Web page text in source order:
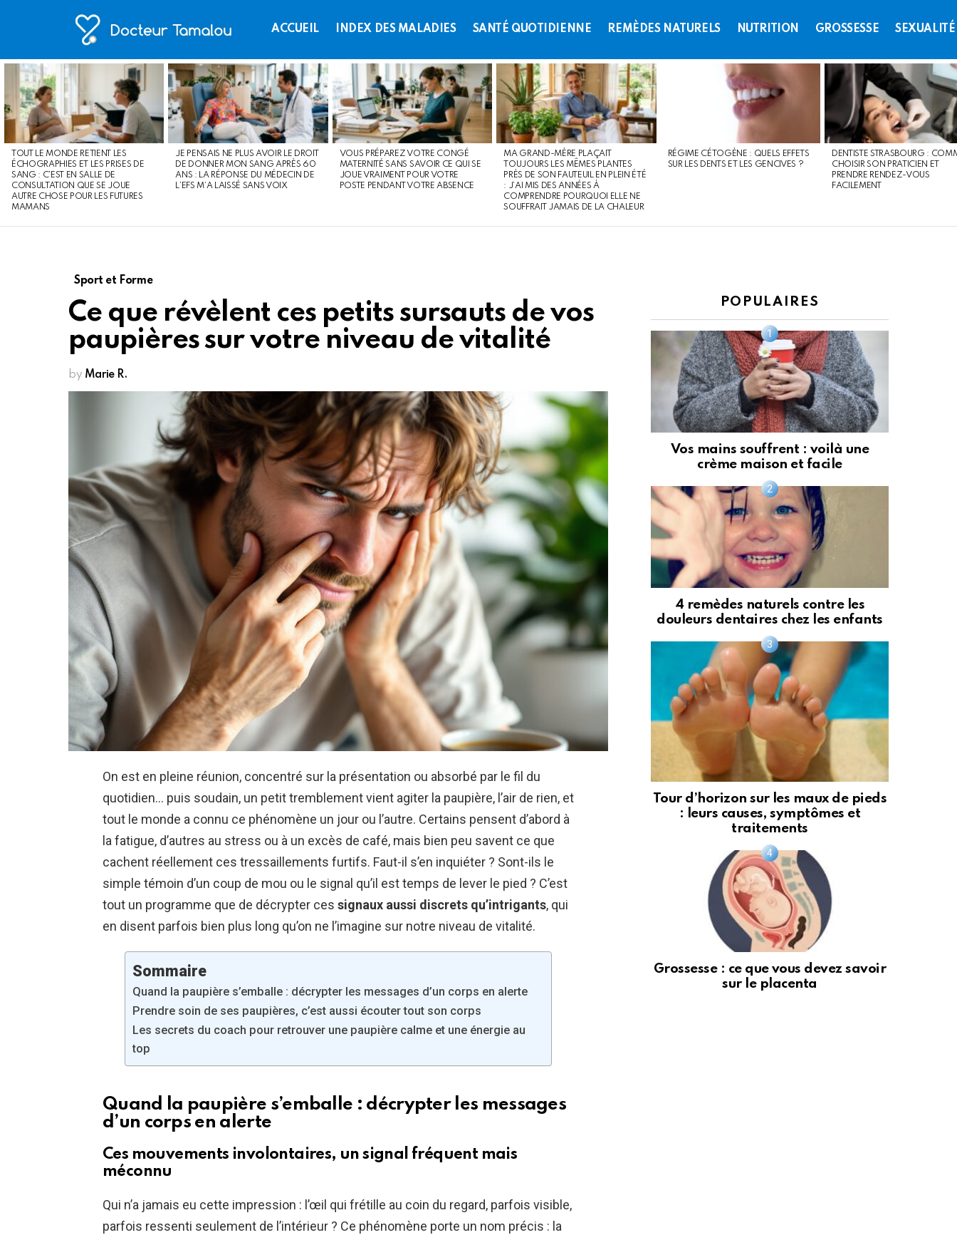
ACCUEIL INDEX DES MALADIES SANTÉ QUOTIDIENNE REMÈDES NATURELS NUTRITION GROSSESSE SEXUALITÉ
LATEST
STORIES
TOUT LE MONDE RETIENT LES
ÉCHOGRAPHIES ET LES PRISES DE
SANG : C’EST EN SALLE DE
CONSULTATION QUE SE JOUE
AUTRE CHOSE POUR LES FUTURES
MAMANS
JE PENSAIS NE PLUS AVOIR LE DROIT
DE DONNER MON SANG APRÈS 60
ANS : LA RÉPONSE DU MÉDECIN DE
L’EFS M’A LAISSÉ SANS VOIX
VOUS PRÉPAREZ VOTRE CONGÉ
MATERNITÉ SANS SAVOIR CE QUI SE
JOUE VRAIMENT POUR VOTRE
POSTE PENDANT VOTRE ABSENCE
MA GRAND-MÈRE PLAÇAIT
TOUJOURS LES MÊMES PLANTES
PRÈS DE SON FAUTEUIL EN PLEIN ÉTÉ
: J’AI MIS DES ANNÉES À
COMPRENDRE POURQUOI ELLE NE
SOUFFRAIT JAMAIS DE LA CHALEUR
RÉGIME CÉTOGÈNE : QUELS EFFETS
SUR LES DENTS ET LES GENCIVES ?
DENTISTE STRASBOURG :
CHOISIR SON PRATICIEN ET
PRENDRE RENDEZ-VOUS
FACILEMENT
Sport et Forme
Ce que révèlent ces petits sursauts de vos
paupières sur votre niveau de vitalité
by Marie R.
On est en pleine réunion, concentré sur la présentation ou absorbé par le fil du
quotidien… puis soudain, un petit tremblement vient agiter la paupière, l’air de rien, et
tout le monde a connu ce phénomène un jour ou l’autre. Certains pensent d’abord à
la fatigue, d’autres au stress ou à un excès de café, mais bien peu savent ce que
cachent réellement ces tressaillements furtifs. Faut-il s’en inquiéter ? Sont-ils le
simple témoin d’un coup de mou ou le signal qu’il est temps de lever le pied ? C’est
tout un programme que de décrypter ces signaux aussi discrets qu’intrigants, qui
en disent parfois bien plus long qu’on ne l’imagine sur notre niveau de vitalité.
Sommaire
Quand la paupière s’emballe : décrypter les messages d’un corps en alerte
Prendre soin de ses paupières, c’est aussi écouter tout son corps
Les secrets du coach pour retrouver une paupière calme et une énergie au
top
Quand la paupière s’emballe : décrypter les messages
d’un corps en alerte
Ces mouvements involontaires, un signal fréquent mais
méconnu
Qui n’a jamais eu cette impression : l’œil qui frétille au coin du regard, parfois visible,
parfois ressenti seulement de l’intérieur ? Ce phénomène porte un nom précis : la
POPULAIRES
Vos mains souffrent : voilà une
crème maison et facile
4 remèdes naturels contre les
douleurs dentaires chez les enfants
Tour d’horizon sur les maux de pieds
: leurs causes, symptômes et
traitements
Grossesse : ce que vous devez savoir
sur le placenta